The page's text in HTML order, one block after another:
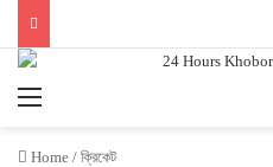
Menu
Home / ক্রিকেট